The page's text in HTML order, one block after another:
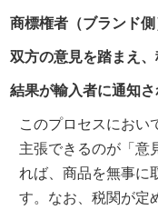
商標権者（ブランド
双方の意見を踏まえ
結果が輸入者に通知
このプロセスにおい
主張できるのが「意
れば、商品を無事に
す。なお、税関が定